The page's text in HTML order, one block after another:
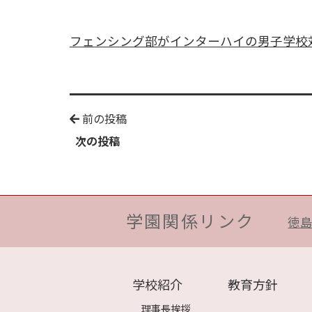
フェンシング部がインターハイの男子学
前の投稿
次の投稿
学園関係リンク 徳
学校紹介
理事長挨拶
教育方針